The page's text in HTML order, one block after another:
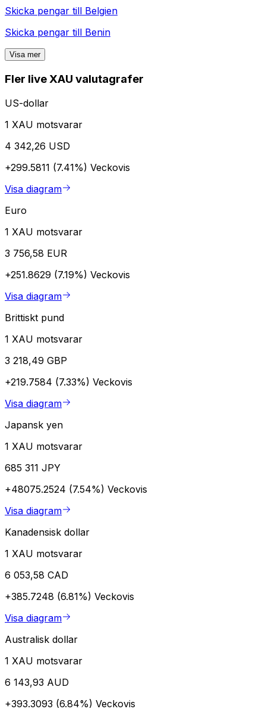
Skicka pengar till Belgien
Skicka pengar till Benin
Visa mer
Fler live XAU valutagrafer
US-dollar
1 XAU motsvarar
4 342,26 USD
+299.5811 (7.41%) Veckovis
Visa diagram
Euro
1 XAU motsvarar
3 756,58 EUR
+251.8629 (7.19%) Veckovis
Visa diagram
Brittiskt pund
1 XAU motsvarar
3 218,49 GBP
+219.7584 (7.33%) Veckovis
Visa diagram
Japansk yen
1 XAU motsvarar
685 311 JPY
+48075.2524 (7.54%) Veckovis
Visa diagram
Kanadensisk dollar
1 XAU motsvarar
6 053,58 CAD
+385.7248 (6.81%) Veckovis
Visa diagram
Australisk dollar
1 XAU motsvarar
6 143,93 AUD
+393.3093 (6.84%) Veckovis